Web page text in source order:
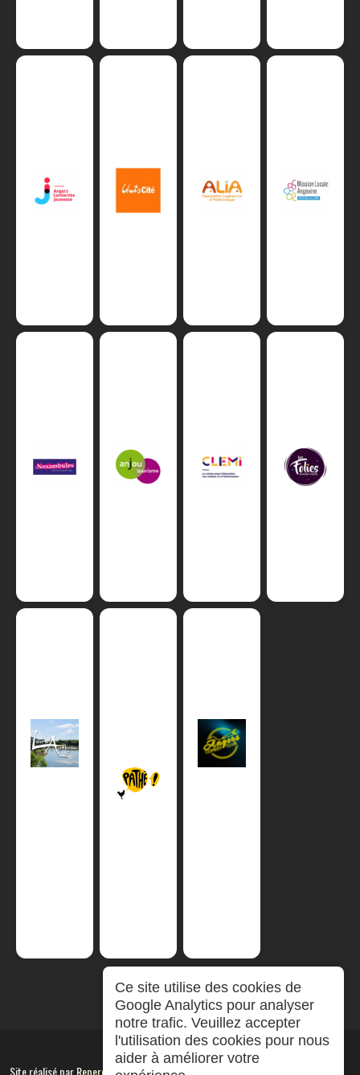
Site réalisé parRepereCom
Ce site utilise des cookies de
Google Analytics pour analyser
notre trafic. Veuillez accepter
l'utilisation des cookies pour nous
aider à améliorer votre